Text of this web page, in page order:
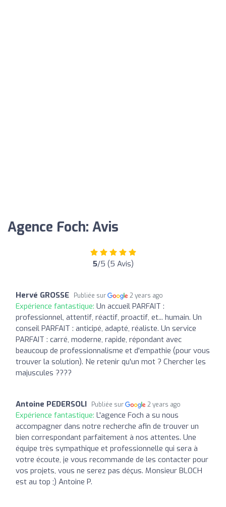
Agence Foch: Avis
5/5 (5 Avis)
Hervé GROSSE Publiée sur 2 years ago
Expérience fantastique: Un accueil PARFAIT :
professionnel, attentif, réactif, proactif, et... humain. Un
conseil PARFAIT : anticipé, adapté, réaliste. Un service
PARFAIT : carré, moderne, rapide, répondant avec
beaucoup de professionnalisme et d'empathie (pour vous
trouver la solution). Ne retenir qu'un mot ? Chercher les
majuscules ????
Antoine PEDERSOLI Publiée sur 2 years ago
Expérience fantastique: L'agence Foch a su nous
accompagner dans notre recherche afin de trouver un
bien correspondant parfaitement à nos attentes. Une
équipe très sympathique et professionnelle qui sera à
votre écoute, je vous recommande de les contacter pour
vos projets, vous ne serez pas déçus. Monsieur BLOCH
est au top ;) Antoine P.